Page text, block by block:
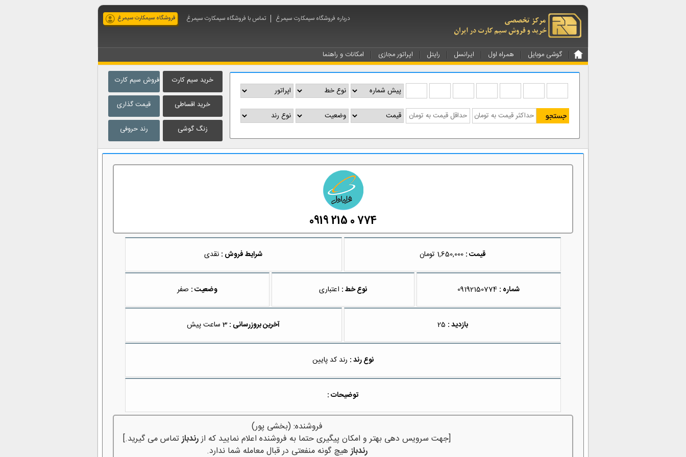
فروشگاه سیمکارت سیمرغ درباره فروشگاه سیمکارت سیمرغ تماس با فروشگاه سیمکارت سیمرغ
گوشی موبایل همراه اول ایرانسل رایتل اپراتور مجازی امکانات و راهنما
فروش سیم کارت
قیمت گذاری
رند حروفی
خرید سیم کارت
خرید اقساطی
زنگ گوشی
0919 215 0 774
قیمت : 1,650,000 تومان شرایط فروش : نقدی
شماره : 09192150774 نوع خط : اعتباری وضعیت : صفر
بازدید : آخرین بروزرسانی : 3 ساعت پیش
نوع رند : رند کد پایین
توضیحات :
فروشنده: (بخشی پور)
[جهت سرویس دهی بهتر و امکان پیگیری حتما به فروشنده اعلام نمایید که ازرندبازتماس می گیرید.]
رندبازهیچ گونه منفعتی در قبال معامله شما ندارد.